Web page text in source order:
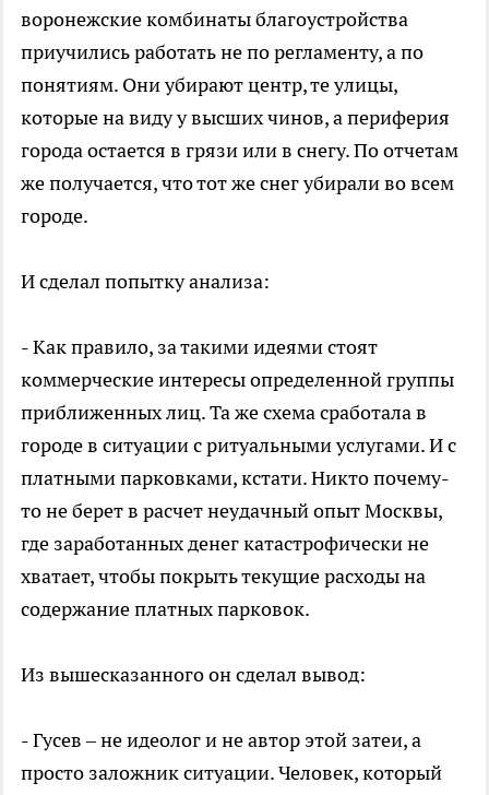
воронежские комбинаты благоустройства
приучились работать не по регламенту, а по
понятиям. Они убирают центр, те улицы,
которые на виду у высших чинов, а периферия
города остается в грязи или в снегу. По отчетам
же получается, что тот же снег убирали во всем
городе.
И сделал попытку анализа:
- Как правило, за такими идеями стоят
коммерческие интересы определенной группы
приближенных лиц. Та же схема сработала в
городе в ситуации с ритуальными услугами. И с
платными парковками, кстати. Никто почему-
то не берет в расчет неудачный опыт Москвы,
где заработанных денег катастрофически не
хватает, чтобы покрыть текущие расходы на
содержание платных парковок.
Из вышесказанного он сделал вывод:
- Гусев – не идеолог и не автор этой затеи, а
просто заложник ситуации. Человек, который